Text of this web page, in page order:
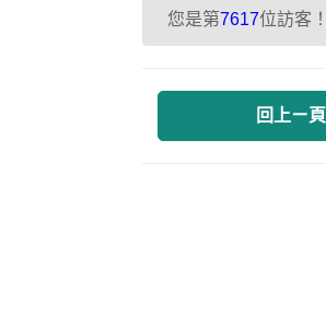
您是第7617位訪客！
回上ㄧ頁